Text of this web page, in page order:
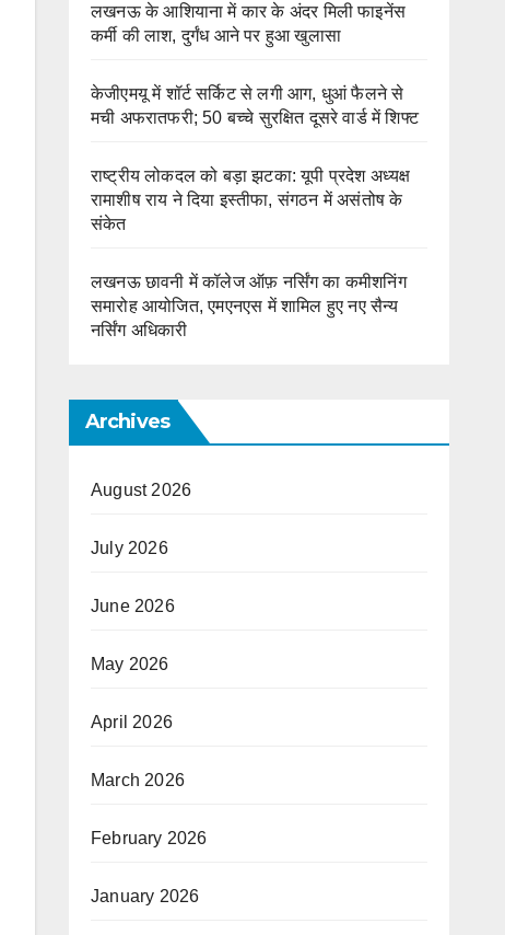
लखनऊ के आशियाना में कार के अंदर मिली फाइनेंस
कर्मी की लाश, दुर्गंध आने पर हुआ खुलासा
केजीएमयू में शॉर्ट सर्किट से लगी आग, धुआं फैलने से
मची अफरातफरी; 50 बच्चे सुरक्षित दूसरे वार्ड में शिफ्ट
राष्ट्रीय लोकदल को बड़ा झटका: यूपी प्रदेश अध्यक्ष
रामाशीष राय ने दिया इस्तीफा, संगठन में असंतोष के
संकेत
लखनऊ छावनी में कॉलेज ऑफ़ नर्सिंग का कमीशनिंग
समारोह आयोजित, एमएनएस में शामिल हुए नए सैन्य
नर्सिंग अधिकारी
Archives
August 2026
July 2026
June 2026
May 2026
April 2026
March 2026
February 2026
January 2026